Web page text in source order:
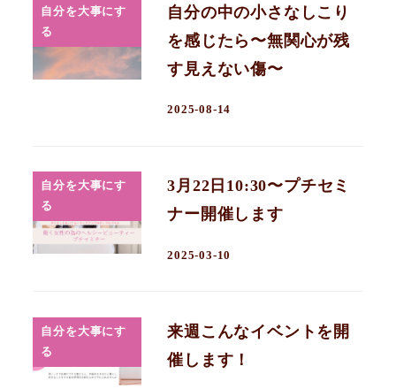
自分を大事にす
る
自分の中の小さなしこり
を感じたら〜無関心が残
す見えない傷〜
2025-08-14
自分を大事にす
る
3月22日10:30〜プチセミ
ナー開催します
2025-03-10
自分を大事にす
る
来週こんなイベントを開
催します！